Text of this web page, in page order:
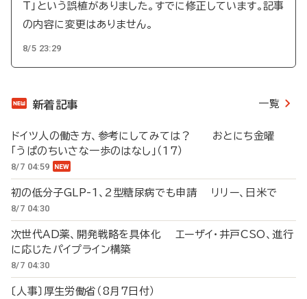
T」という誤植がありました。すでに修正しています。記事
の内容に変更はありません。
8/5 23:29
新着記事 一覧
ドイツ人の働き方、参考にしてみては？ おとにち金曜
「うぱのちいさな一歩のはなし」（17）
8/7 04:59
初の低分子GLP-1、2型糖尿病でも申請 リリー、日米で
8/7 04:30
次世代AD薬、開発戦略を具体化 エーザイ・井戸CSO、進行
に応じたパイプライン構築
8/7 04:30
〔人事〕厚生労働省（8月7日付）